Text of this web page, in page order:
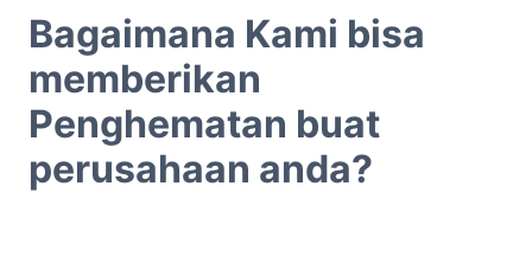
Bagaimana Kami bisa
memberikan
Penghematan buat
perusahaan anda?